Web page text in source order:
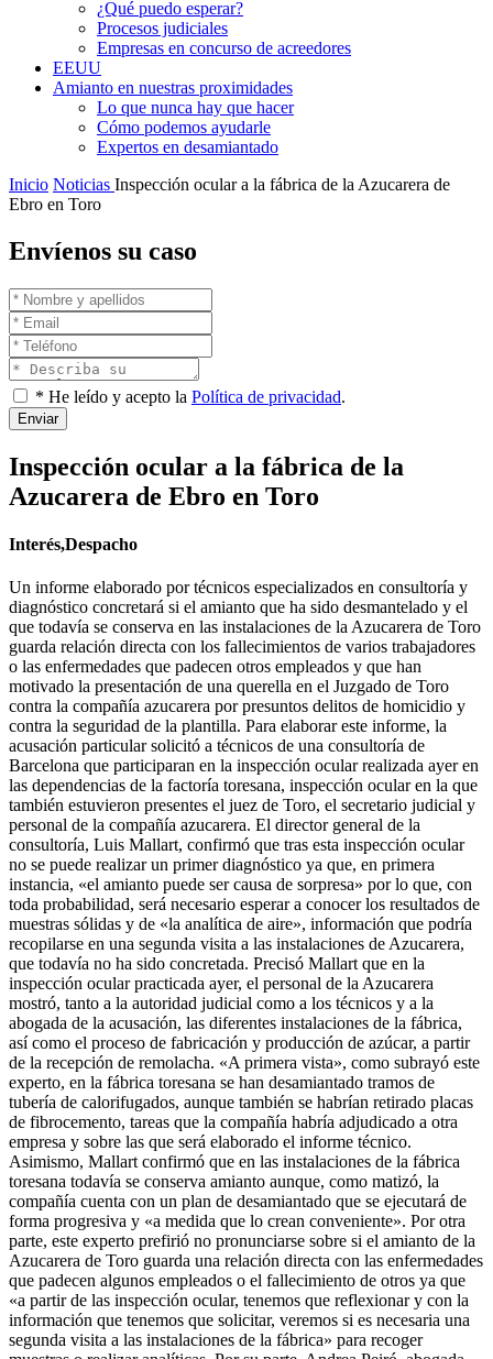
¿Qué puedo esperar?
Procesos judiciales
Empresas en concurso de acreedores
EEUU
Amianto en nuestras proximidades
Lo que nunca hay que hacer
Cómo podemos ayudarle
Expertos en desamiantado
Inicio Noticias Inspección ocular a la fábrica de la Azucarera de
Ebro en Toro
Envíenos su caso
* He leído y acepto la Política de privacidad.
Enviar
Inspección ocular a la fábrica de la
Azucarera de Ebro en Toro
Interés,Despacho
Un informe elaborado por técnicos especializados en consultoría y
diagnóstico concretará si el amianto que ha sido desmantelado y el
que todavía se conserva en las instalaciones de la Azucarera de Toro
guarda relación directa con los fallecimientos de varios trabajadores
o las enfermedades que padecen otros empleados y que han
motivado la presentación de una querella en el Juzgado de Toro
contra la compañía azucarera por presuntos delitos de homicidio y
contra la seguridad de la plantilla. Para elaborar este informe, la
acusación particular solicitó a técnicos de una consultoría de
Barcelona que participaran en la inspección ocular realizada ayer en
las dependencias de la factoría toresana, inspección ocular en la que
también estuvieron presentes el juez de Toro, el secretario judicial y
personal de la compañía azucarera. El director general de la
consultoría, Luis Mallart, confirmó que tras esta inspección ocular
no se puede realizar un primer diagnóstico ya que, en primera
instancia, «el amianto puede ser causa de sorpresa» por lo que, con
toda probabilidad, será necesario esperar a conocer los resultados de
muestras sólidas y de «la analítica de aire», información que podría
recopilarse en una segunda visita a las instalaciones de Azucarera,
que todavía no ha sido concretada. Precisó Mallart que en la
inspección ocular practicada ayer, el personal de la Azucarera
mostró, tanto a la autoridad judicial como a los técnicos y a la
abogada de la acusación, las diferentes instalaciones de la fábrica,
así como el proceso de fabricación y producción de azúcar, a partir
de la recepción de remolacha. «A primera vista», como subrayó este
experto, en la fábrica toresana se han desamiantado tramos de
tubería de calorifugados, aunque también se habrían retirado placas
de fibrocemento, tareas que la compañía habría adjudicado a otra
empresa y sobre las que será elaborado el informe técnico.
Asimismo, Mallart confirmó que en las instalaciones de la fábrica
toresana todavía se conserva amianto aunque, como matizó, la
compañía cuenta con un plan de desamiantado que se ejecutará de
forma progresiva y «a medida que lo crean conveniente». Por otra
parte, este experto prefirió no pronunciarse sobre si el amianto de la
Azucarera de Toro guarda una relación directa con las enfermedades
que padecen algunos empleados o el fallecimiento de otros ya que
«a partir de las inspección ocular, tenemos que reflexionar y con la
información que tenemos que solicitar, veremos si es necesaria una
segunda visita a las instalaciones de la fábrica» para recoger